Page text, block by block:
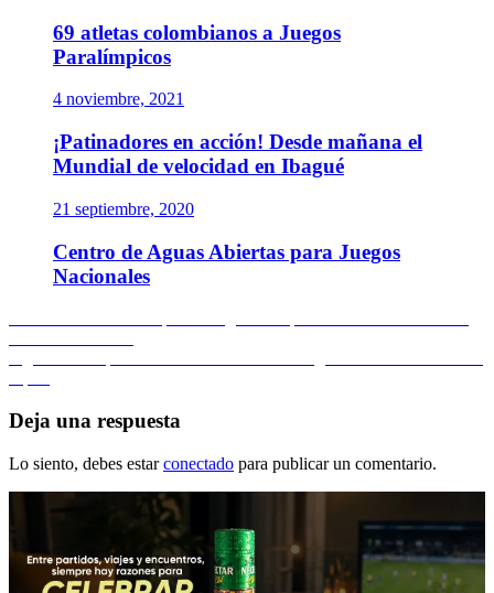
69 atletas colombianos a Juegos
Paralímpicos
4 noviembre, 2021
¡Patinadores en acción! Desde mañana el
Mundial de velocidad en Ibagué
21 septiembre, 2020
Centro de Aguas Abiertas para Juegos
Nacionales
Navegación
de
entradas
Deja una respuesta
Lo siento, debes estarconectado para publicar un comentario.